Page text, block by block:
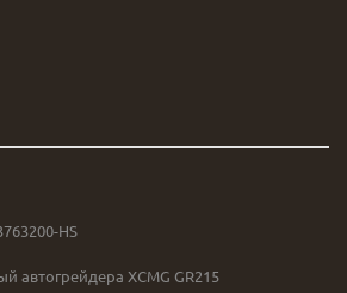
HS
автогрейдера XCMG GR215